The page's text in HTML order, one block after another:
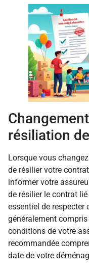
résiliation
Lorsque vous
de résilier votre
informer votre
de résilier le contrat
essentiel de respecter
généralement
conditions de votre
recommandée
date de votre